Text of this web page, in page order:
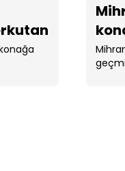
Füsun'dan